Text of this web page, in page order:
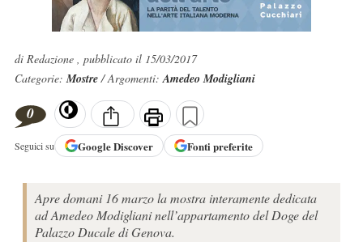
di Redazione , pubblicato il 15/03/2017
Categorie:Mostre/ Argomenti:Amedeo Modigliani
0
Seguici su GoogleDiscover Fonti preferite
Apre domani 16 marzo la mostra interamente dedicata
ad Amedeo Modigliani nell’appartamento del Doge del
Palazzo Ducale di Genova.